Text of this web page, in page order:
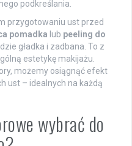
podkreślania.
przygotowaniu ust przed
pomadka lub peeling do
gładka i zadbana. To z
estetykę makijażu.
możemy osiągnąć efekt
ust – idealnych na każdą
wybrać do